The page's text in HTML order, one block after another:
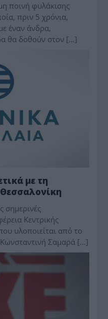
ποινή φυλάκισης
πριν 5 χρόνια,
έναν άνδρα,
θα δοθούν στον […]
με τη
Κεντρικής
υλοποιείται από το
Σαμαρά […]